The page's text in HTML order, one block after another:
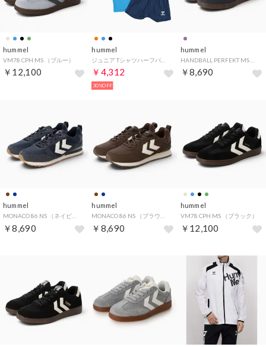
hummel
VM78 CPH MS （ブルー）
￥12,100
hummel
￥4,312
30%OFF
hummel
￥8,690
hummel
￥8,690
hummel
￥8,690
hummel
VM78 CPH MS （ブラック）
￥12,100